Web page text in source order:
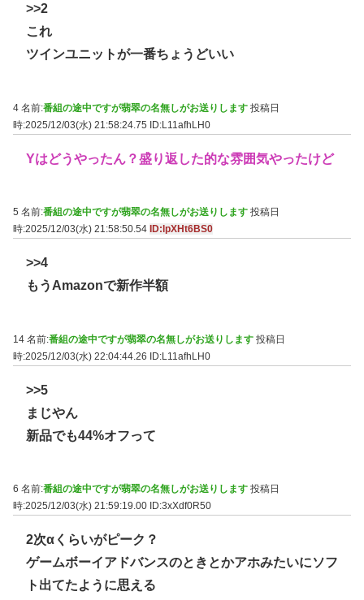
>>2
これ
ツインユニットが一番ちょうどいい
4 名前:番組の途中ですが翡翠の名無しがお送りします 投稿日
時:2025/12/03(水) 21:58:24.75 ID:L11afhLH0
Yはどうやったん？盛り返した的な雰囲気やったけど
5 名前:番組の途中ですが翡翠の名無しがお送りします 投稿日
時:2025/12/03(水) 21:58:50.54 ID:lpXHt6BS0
>>4
もうAmazonで新作半額
14 名前:番組の途中ですが翡翠の名無しがお送りします 投稿日
時:2025/12/03(水) 22:04:44.26 ID:L11afhLH0
>>5
まじやん
新品でも44%オフって
6 名前:番組の途中ですが翡翠の名無しがお送りします 投稿日
時:2025/12/03(水) 21:59:19.00 ID:3xXdf0R50
2次αくらいがピーク？
ゲームボーイアドバンスのときとかアホみたいにソフ
ト出てたように思える